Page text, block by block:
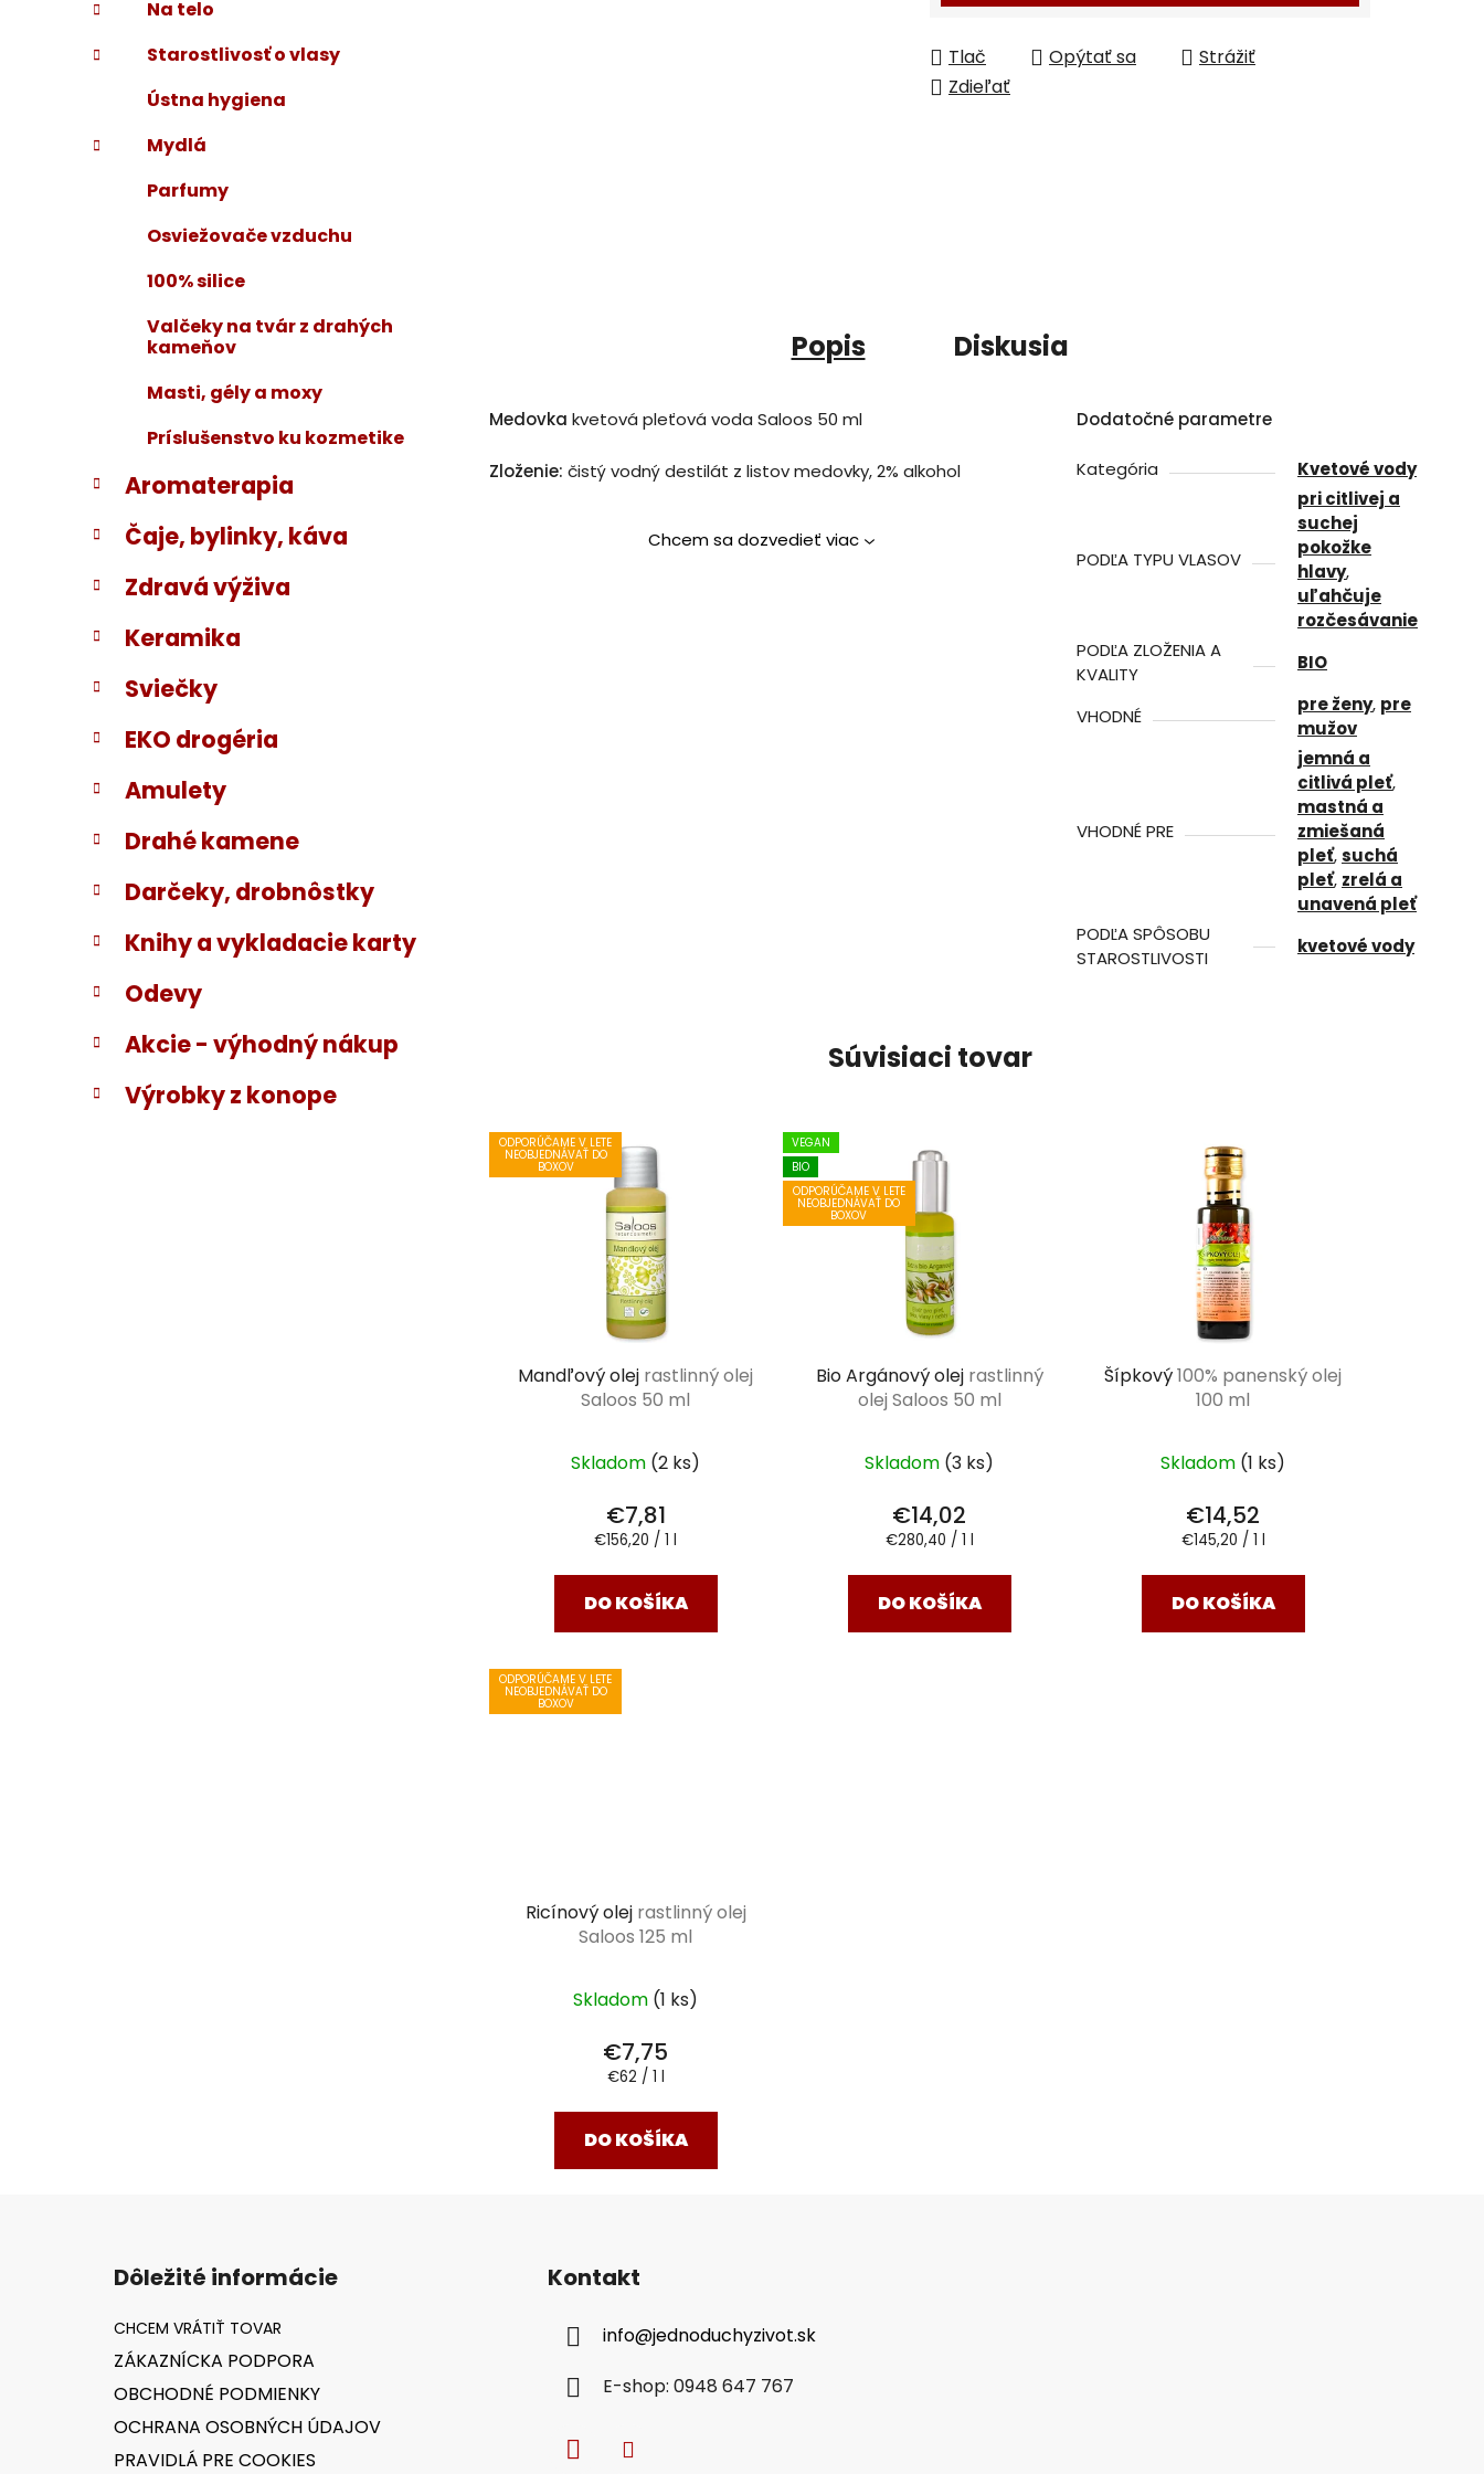
Na telo
Starostlivosť o vlasy
Ústna hygiena
Mydlá
Parfumy
Osviežovače vzduchu
100% silice
Valčeky na tvár z drahých
kameňov
Masti, gély a moxy
Príslušenstvo ku kozmetike
Aromaterapia
Čaje, bylinky, káva
Zdravá výživa
Keramika
Sviečky
EKO drogéria
Amulety
Drahé kamene
Darčeky, drobnôstky
Knihy a vykladacie karty
Odevy
Akcie - výhodný nákup
Výrobky z konope
Tlač Opýtať sa
Strážiť
Zdieľať
Popis Diskusia
Medovka kvetová pleťová voda Saloos 50 ml
Zloženie: čistý vodný destilát z listov medovky, 2% alkohol
Chcem sa dozvedieť viac
Dodatočné parametre
Kategória Kvetové vody
PODĽA TYPU VLASOV
pri citlivej a
suchej
pokožke
hlavy,
uľahčuje
rozčesávanie
PODĽA ZLOŽENIA A
KVALITY
BIO
VHODNÉ
pre ženy, pre
mužov
VHODNÉ PRE
jemná a
citlivá pleť,
mastná a
zmiešaná
pleť,suchá
pleť, zrelá a
unavená pleť
PODĽA SPÔSOBU
STAROSTLIVOSTI
kvetové vody
Súvisiaci tovar
ODPORÚČAME V LETE
NEOBJEDNÁVAŤ DO
BOXOV
Mandľový olej rastlinný olej
Saloos 50 ml
Skladom (2 ks)
€7,81
Jednotková
€156,20 / 1 l
DO KOŠÍKA
VEGAN
BIO
ODPORÚČAME V LETE
NEOBJEDNÁVAŤ DO
BOXOV
Bio Argánový olej rastlinný
olej Saloos 50 ml
Skladom (3 ks)
€14,02
Jednotková
€280,40 / 1 l
DO KOŠÍKA
Šípkový100% panenský olej
100 ml
Skladom (1 ks)
€14,52
Jednotková
€145,20 / 1 l
DO KOŠÍKA
ODPORÚČAME V LETE
NEOBJEDNÁVAŤ DO
BOXOV
Ricínový olej rastlinný olej
Saloos 125 ml
Skladom (1 ks)
€7,75
Jednotková
€62 / 1 l
DO KOŠÍKA
Dôležité informácie
ZÁKAZNÍCKA PODPORA
OBCHODNÉ PODMIENKY
OCHRANA OSOBNÝCH ÚDAJOV
PRAVIDLÁ PRE COOKIES
Kontakt
info@jednoduchyzivot.sk
E-shop: 0948 647 767